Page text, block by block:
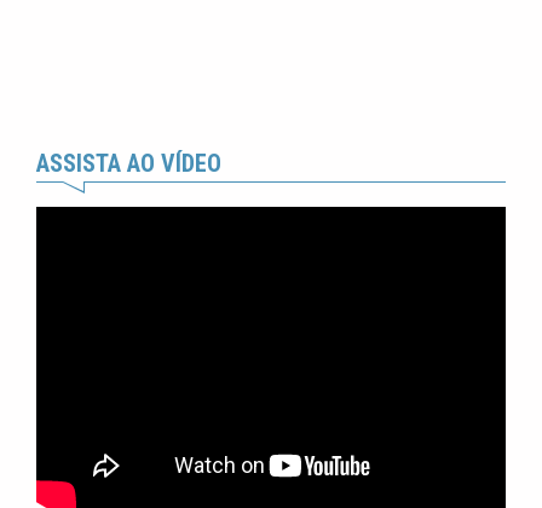
ASSISTA AO VÍDEO